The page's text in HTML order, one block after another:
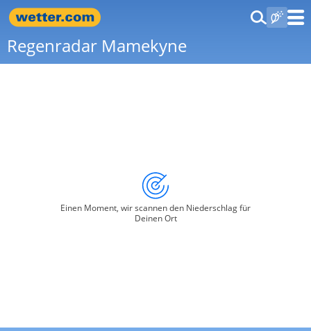
Regenradar Mamekyne
Einen Moment, wir scannen den Niederschlag für
Deinen Ort